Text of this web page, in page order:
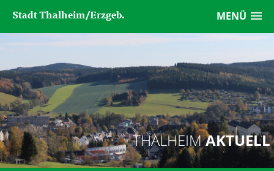
MENÜ
Stadt Thalheim/Erzgeb.
THALHEIMAKTUELL